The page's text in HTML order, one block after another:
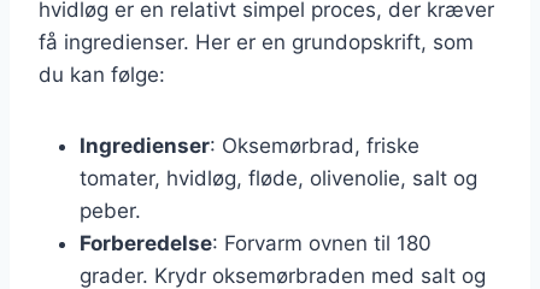
hvidløg er en relativt simpel proces, der kræver
få ingredienser. Her er en grundopskrift, som
du kan følge:
Ingredienser: Oksemørbrad, friske
tomater, hvidløg, fløde, olivenolie, salt og
peber.
Forberedelse: Forvarm ovnen til 180
grader. Krydr oksemørbraden med salt og